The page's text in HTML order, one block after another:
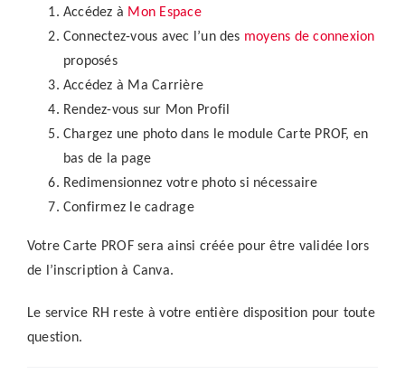
Accédez à Mon Espace
Connectez-vous avec l’un des moyens de connexion
proposés
Accédez à Ma Carrière
Rendez-vous sur Mon Profil
Chargez une photo dans le module Carte PROF, en
bas de la page
Redimensionnez votre photo si nécessaire
Confirmez le cadrage
Votre Carte PROF sera ainsi créée pour être validée lors
de l’inscription à Canva.
Le service RH reste à votre entière disposition pour toute
question.